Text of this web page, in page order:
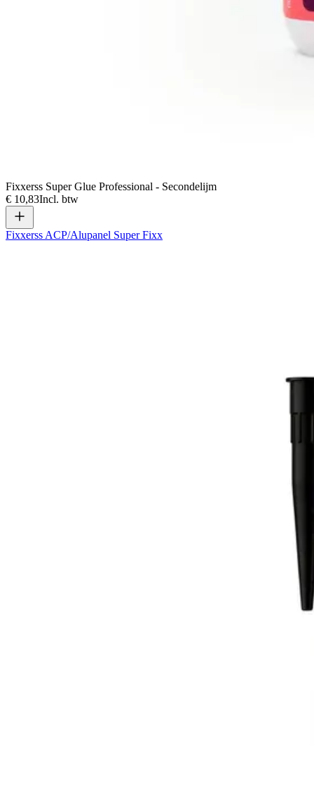
Fixxerss Super Glue Professional - Secondelijm
€ 10,83Incl. btw
Fixxerss ACP/Alupanel Super Fixx